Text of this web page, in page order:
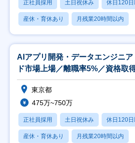
正社員採用 土日祝休み 休日120日
産休・育休あり 月残業20時間以内
AIアプリ開発・データエンジニ
ド市場上場／離職率5%／資格取
東京都
475万~750万
正社員採用 土日祝休み 休日120日
産休・育休あり 月残業20時間以内